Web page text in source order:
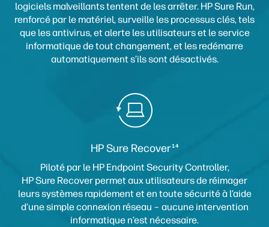
logiciels malveillants tentent de les arrêter. HP Sure Run,
renforcé par le matériel, surveille les processus clés, tels
que les antivirus, et alerte les utilisateurs et le service
informatique de tout changement, et les redémarre
automatiquement s’ils sont désactivés.
HP Sure Recover14
Piloté par le HP Endpoint Security Controller,
HP Sure Recover permet aux utilisateurs de réimager
leurs systèmes rapidement et en toute sécurité à l’aide
d’une simple connexion réseau – aucune intervention
informatique n’est nécessaire.